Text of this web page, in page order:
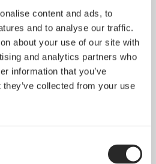
content and ads, to
and to analyse our traffic.
about your use of our site with
and analytics partners who
information that you’ve
collected from your use